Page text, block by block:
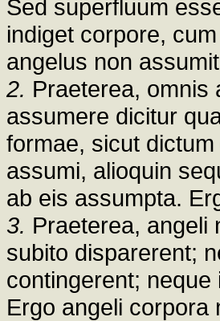
Sed superfluum
indiget corpore,
angelus non
2. Praeterea, omnis
assumere dicitur
formae, sicut
assumi, alioquin
ab eis assumpta.
3. Praeterea, angeli
subito disparerent;
contingerent;
Ergo angeli corpora